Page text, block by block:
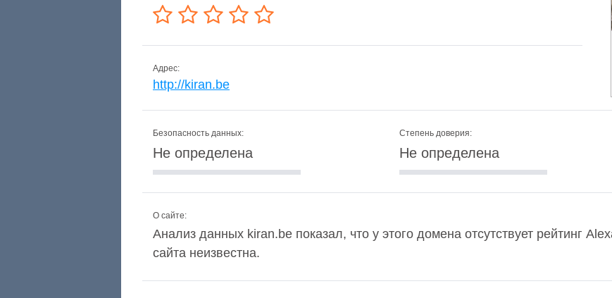
Адрес:
http://kiran.be
Безопасность данных:
Не определена
Степень доверия:
Не определена
О сайте:
Анализ данных kiran.be показал, что у этого домена отсутствует рейтинг
сайта неизвестна.